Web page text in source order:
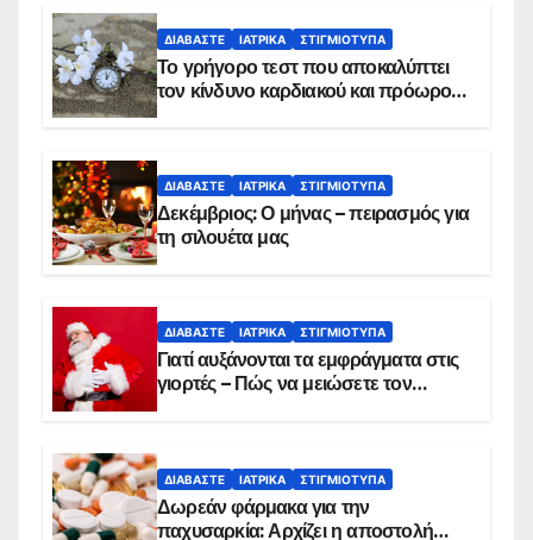
ΔΙΑΒΆΣΤΕ ΙΑΤΡΙΚΆ ΣΤΙΓΜΙΌΤΥΠΑ
Το γρήγορο τεστ που αποκαλύπτει
τον κίνδυνο καρδιακού και πρόωρου
ΔΙΑΒΆΣΤΕ ΙΑΤΡΙΚΆ ΣΤΙΓΜΙΌΤΥΠΑ
Δεκέμβριος: Ο μήνας – πειρασμός για
τη σιλουέτα μας
ΔΙΑΒΆΣΤΕ ΙΑΤΡΙΚΆ ΣΤΙΓΜΙΌΤΥΠΑ
Γιατί αυξάνονται τα εμφράγματα στις
γιορτές – Πώς να μειώσετε τον
ΔΙΑΒΆΣΤΕ ΙΑΤΡΙΚΆ ΣΤΙΓΜΙΌΤΥΠΑ
Δωρεάν φάρμακα για την
παχυσαρκία: Αρχίζει η αποστολή